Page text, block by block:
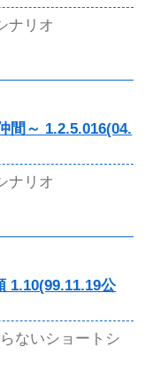
ナリオ
間～ 1.2.5.016(04.
ナリオ
1.10(99.11.19公
ないショートシ